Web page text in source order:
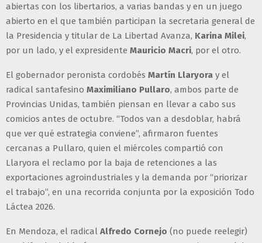
abiertas con los libertarios, a varias bandas y en un juego
abierto en el que también participan la secretaria general de
la Presidencia y titular de La Libertad Avanza, Karina Milei,
por un lado, y el expresidente Mauricio Macri, por el otro.
El gobernador peronista cordobés Martín Llaryora y el
radical santafesino Maximiliano Pullaro, ambos parte de
Provincias Unidas, también piensan en llevar a cabo sus
comicios antes de octubre. “Todos van a desdoblar, habrá
que ver qué estrategia conviene”, afirmaron fuentes
cercanas a Pullaro, quien el miércoles compartió con
Llaryora el reclamo por la baja de retenciones a las
exportaciones agroindustriales y la demanda por “priorizar
el trabajo”, en una recorrida conjunta por la exposición Todo
Láctea 2026.
En Mendoza, el radical Alfredo Cornejo (no puede reelegir)